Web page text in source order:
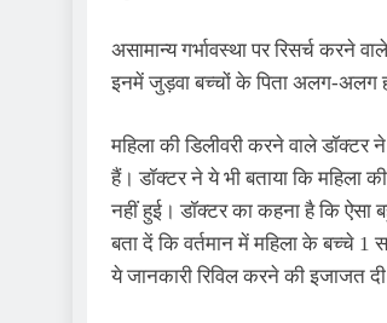
असामान्य गर्भावस्था पर रिसर्च करने
इनमें जुड़वा बच्चों के पिता अलग-अलग
महिला की डिलीवरी करने वाले डॉक्टर
हैं। डॉक्टर ने ये भी बताया कि महिला
नहीं हुई। डॉक्टर का कहना है कि
बता दें कि वर्तमान में महिला के बच्चे 1
ये जानकारी रिविल करने की इजाजत